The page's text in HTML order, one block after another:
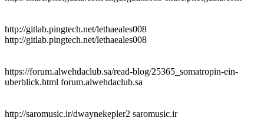
http://gitlab.pingtech.net/lethaeales008
http://gitlab.pingtech.net/lethaeales008
https://forum.alwehdaclub.sa/read-blog/25365_somatropin-ein-
uberblick.html forum.alwehdaclub.sa
http://saromusic.ir/dwaynekepler2 saromusic.ir